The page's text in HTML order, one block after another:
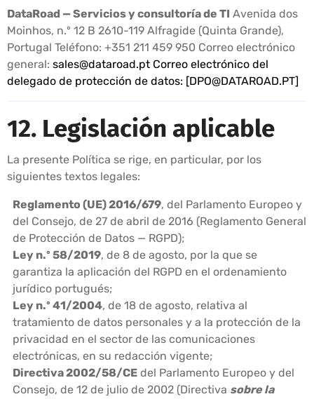
DataRoad — Servicios y consultoría de TI Avenida dos
Moinhos, n.º 12 B 2610-119 Alfragide (Quinta Grande),
Portugal Teléfono: +351 211 459 950 Correo electrónico
general: sales@dataroad.pt Correo electrónico del
delegado de protección de datos: [DPO@DATAROAD.PT]
12. Legislación aplicable
La presente Política se rige, en particular, por los
siguientes textos legales:
Reglamento (UE) 2016/679, del Parlamento Europeo y
del Consejo, de 27 de abril de 2016 (Reglamento General
de Protección de Datos — RGPD);
Ley n.º 58/2019, de 8 de agosto, por la que se
garantiza la aplicación del RGPD en el ordenamiento
jurídico portugués;
Ley n.º 41/2004, de 18 de agosto, relativa al
tratamiento de datos personales y a la protección de la
privacidad en el sector de las comunicaciones
electrónicas, en su redacción vigente;
Directiva 2002/58/CE del Parlamento Europeo y del
Consejo, de 12 de julio de 2002 (Directiva sobre la